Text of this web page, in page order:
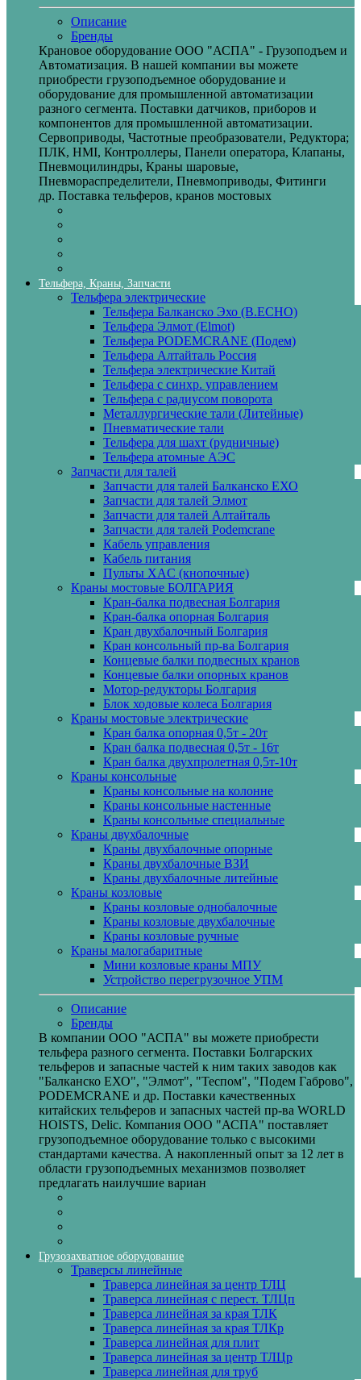
Описание
Бренды
Крановое оборудование ООО "АСПА" - Грузоподъем и
Автоматизация. В нашей компании вы можете
приобрести грузоподъемное оборудование и
оборудование для промышленной автоматизации
разного сегмента. Поставки датчиков, приборов и
компонентов для промышленной автоматизации.
Сервоприводы, Частотные преобразователи, Редуктора;
ПЛК, HMI, Контроллеры, Панели оператора, Клапаны,
Пневмоцилиндры, Краны шаровые,
Пневмораспределители, Пневмоприводы, Фитинги
др. Поставка тельферов, кранов мостовых
Тельфера, Краны, Запчасти
Тельфера электрические
Тельфера Балканско Эхо (B.ECHO)
Тельфера Элмот (Elmot)
Тельфера PODEMCRANE (Подем)
Тельфера Алтайталь Россия
Тельфера электрические Китай
Тельфера с синхр. управлением
Тельфера с радиусом поворота
Металлургические тали (Литейные)
Пневматические тали
Тельфера для шахт (рудничные)
Тельфера атомные АЭС
Запчасти для талей
Запчасти для талей Балканско ЕХО
Запчасти для талей Элмот
Запчасти для талей Алтайталь
Запчасти для талей Podemcrane
Кабель управления
Кабель питания
Пульты XAC (кнопочные)
Краны мостовые БОЛГАРИЯ
Кран-балка подвесная Болгария
Кран-балка опорная Болгария
Кран двухбалочный Болгария
Кран консольный пр-ва Болгария
Концевые балки подвесных кранов
Концевые балки опорных кранов
Мотор-редукторы Болгария
Блок ходовые колеса Болгария
Краны мостовые электрические
Кран балка опорная 0,5т - 20т
Кран балка подвесная 0,5т - 16т
Кран балка двухпролетная 0,5т-10т
Краны консольные
Краны консольные на колонне
Краны консольные настенные
Краны консольные специальные
Краны двухбалочные
Краны двухбалочные опорные
Краны двухбалочные ВЗИ
Краны двухбалочные литейные
Краны козловые
Краны козловые однобалочные
Краны козловые двухбалочные
Краны козловые ручные
Краны малогабаритные
Мини козловые краны МПУ
Устройство перегрузочное УПМ
Описание
Бренды
В компании ООО "АСПА" вы можете приобрести
тельфера разного сегмента. Поставки Болгарских
тельферов и запасные частей к ним таких заводов как
"Балканско ЕХО", "Элмот", "Теспом", "Подем Габрово",
PODEMCRANE и др. Поставки качественных
китайских тельферов и запасных частей пр-ва WORLD
HOISTS, Delic. Компания ООО "АСПА" поставляет
грузоподъемное оборудование только с высокими
стандартами качества. А накопленный опыт за 12 лет в
области грузоподъемных механизмов позволяет
предлагать наилучшие вариан
Грузозахватное оборудование
Траверсы линейные
Траверса линейная за центр ТЛЦ
Траверса линейная с перест. ТЛЦп
Траверса линейная за края ТЛК
Траверса линейная за края ТЛКр
Траверса линейная для плит
Траверса линейная за центр ТЛЦр
Траверса линейная для труб